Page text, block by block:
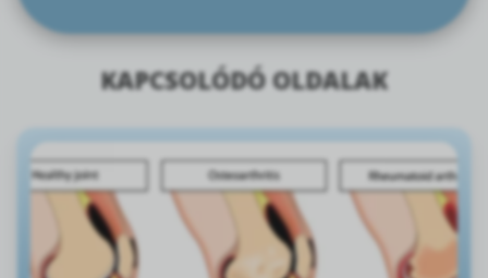
KAPCSOLÓDÓ OLDALAK